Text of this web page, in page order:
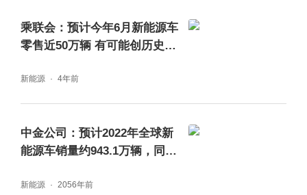
乘联会：预计今年6月新能源车
零售近50万辆 有可能创历史新
新能源 4年前
中金公司：预计2022年全球新
能源车销量约943.1万辆，同比
新能源 2056年前